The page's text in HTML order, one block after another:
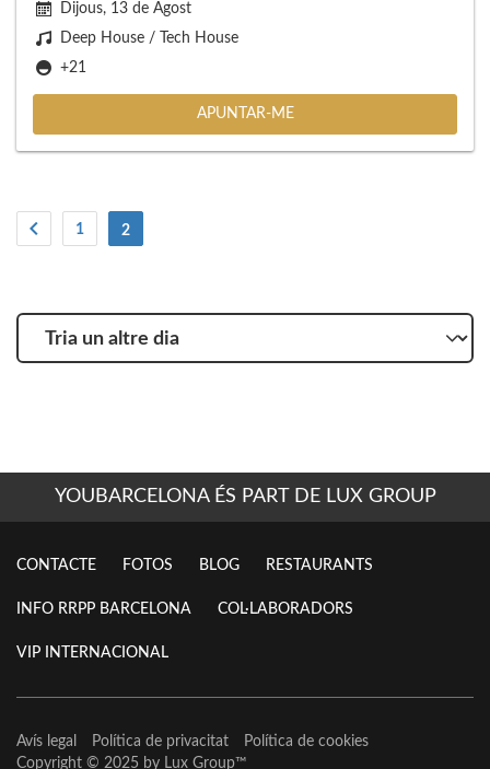
Dijous, 13 de Agost
Deep House / Tech House
+21
APUNTAR-ME
1 2(actual)
Tria
YOUBARCELONA ÉS PART DE LUX GROUP
CONTACTE FOTOS BLOG RESTAURANTS
INFO RRPP BARCELONA COL·LABORADORS
VIP INTERNACIONAL
Avís legal Política de privacitat
Política de cookies
Copyright © 2025 by Lux Group™